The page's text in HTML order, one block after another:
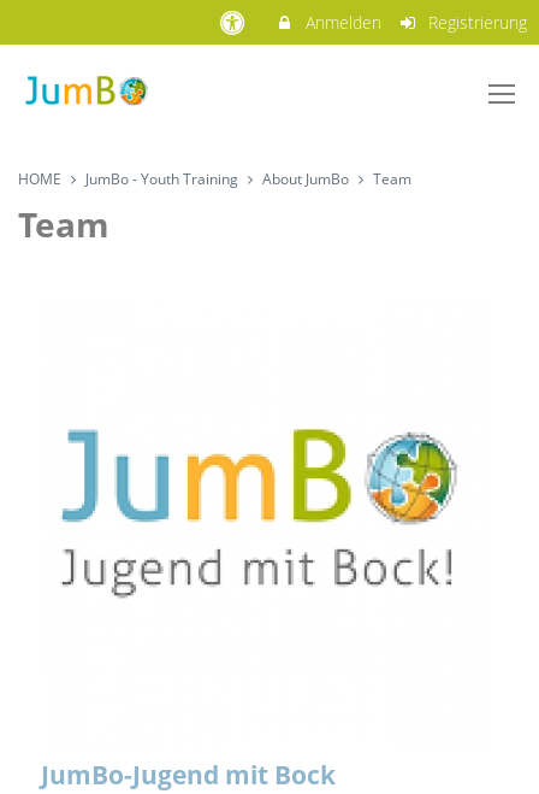
Anmelden Registrierung
HOME JumBo - Youth Training About JumBo Team
Team
JumBo-Jugend mit Bock